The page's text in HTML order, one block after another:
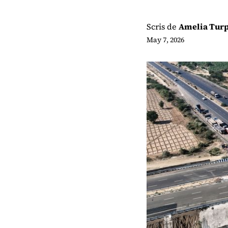
Scris de Amelia
May 7, 2026